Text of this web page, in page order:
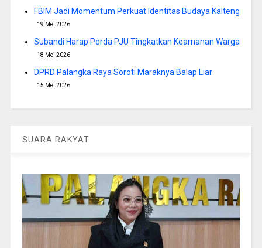
FBIM Jadi Momentum Perkuat Identitas Budaya Kalteng
19 Mei 2026
Subandi Harap Perda PJU Tingkatkan Keamanan Warga
18 Mei 2026
DPRD Palangka Raya Soroti Maraknya Balap Liar
15 Mei 2026
SUARA RAKYAT